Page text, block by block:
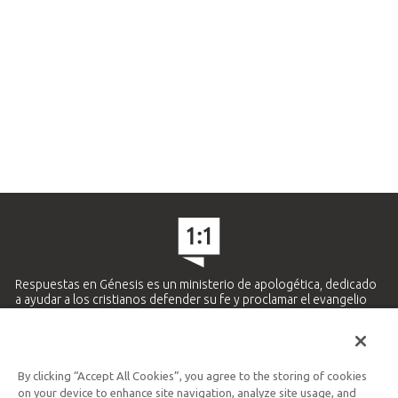
Respuestas en Génesis es un ministerio de apologética, dedicado
a ayudar a los cristianos defender su fe y proclamar el evangelio
Ministerio Hispano y Latinoamericano
By clicking “Accept All Cookies”, you agree to the storing of cookies
on your device to enhance site navigation, analyze site usage, and